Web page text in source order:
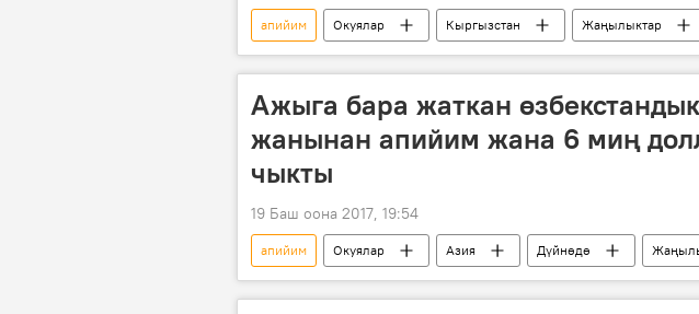
апийим Окуялар Кыргызстан Жаңылыктар
баңгизат
Ажыга бара жаткан
жанынан апийим жана 6 миң
чыкты
19 Баш оона 2017, 19:54
апийим Окуялар Азия Дүйнөдө
ажылык сапар
доллар